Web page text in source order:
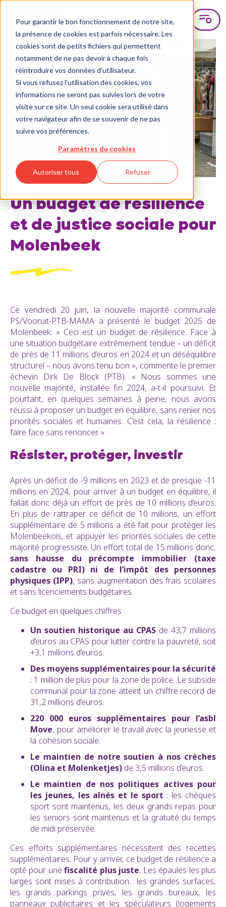
Pour garantir le bon fonctionnement de notre site,
la présence de cookies est parfois nécessaire. Les
cookies sont de petits fichiers qui permettent
notamment de ne pas devoir à chaque fois
réintroduire vos données d’utilisateur.
Si vous refusez l'utilisation des cookies, vos
informations ne seront pas suivies lors de votre
visite sur ce site. Un seul cookie sera utilisé dans
votre navigateur afin de se souvenir de ne pas
suivre vos préférences.
Paramètres du cookies
Autoriser tous Refuser
Un budget de résilience
et de justice sociale pour
Molenbeek
Ce vendredi 20 juin, la nouvelle majorité communale
PS/Vooruit-PTB-MAMA a présenté le budget 2025 de
Molenbeek. « Ceci est un budget de résilience. Face à
une situation budgétaire extrêmement tendue – un déficit
de près de 11 millions d’euros en 2024 et un déséquilibre
structurel – nous avons tenu bon », commente le premier
échevin Dirk De Block (PTB). « Nous sommes une
nouvelle majorité, installée fin 2024, a-t-il poursuivi. Et
pourtant, en quelques semaines à peine, nous avons
réussi à proposer un budget en équilibre, sans renier nos
priorités sociales et humaines. C’est cela, la résilience :
faire face sans renoncer. »
Résister, protéger, investir
Après un déficit de -9 millions en 2023 et de presque -11
millions en 2024, pour arriver à un budget en équilibre, il
fallait donc déjà un effort de près de 10 millions d’euros.
En plus de rattraper ce déficit de 10 millions, un effort
supplémentaire de 5 millions a été fait pour protéger les
Molenbeekois, et appuyer les priorités sociales de cette
majorité progressiste. Un effort total de 15 millions donc,
sans hausse du précompte immobilier (taxe
cadastre ou PRI) ni de l’impôt des personnes
physiques (IPP), sans augmentation des frais scolaires
et sans licenciements budgétaires.
Ce budget en quelques chiffres :
Un soutien historique au CPAS de 43,7 millions
d’euros au CPAS pour lutter contre la pauvreté, soit
+3,1 millions d’euros.
Des moyens supplémentaires pour la sécurité
: 1 million de plus pour la zone de police. Le subside
communal pour la zone atteint un chiffre record de
31,2 millions d’euros.
220 000 euros supplémentaires pour l’asbl
Move, pour améliorer le travail avec la jeunesse et
la cohésion sociale.
Le maintien de notre soutien à nos crèches
(Olina et Molenketjes) de 3,5 millions d’euros.
Le maintien de nos politiques actives pour
les jeunes, les aînés et le sport : les chèques
sport sont maintenus, les deux grands repas pour
les seniors sont maintenus et la gratuité du temps
de midi préservée.
Ces efforts supplémentaires nécessitent des recettes
supplémentaires. Pour y arriver, ce budget de résilience a
opté pour unefiscalité plus juste. Les épaules les plus
larges sont mises à contribution : les grandes surfaces,
les grands parkings privés, les grands bureaux, les
panneaux publicitaires et les spéculateurs (logements